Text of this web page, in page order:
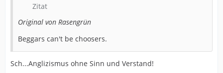
Zitat
Original von Rasengrün
Beggars can't be choosers.
Sch...Anglizismus ohne Sinn und Verstand!